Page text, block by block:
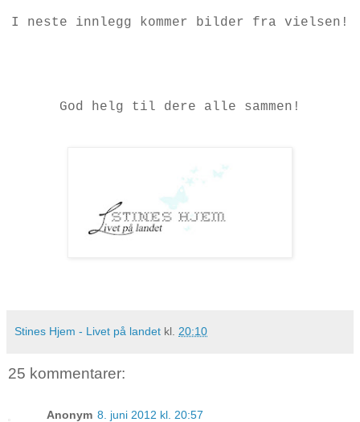
I neste innlegg kommer bilder fra vielsen!
God helg til dere alle sammen!
Stines Hjem - Livet på landet kl. 20:10
25 kommentarer:
Anonym 8. juni 2012 kl. 20:57